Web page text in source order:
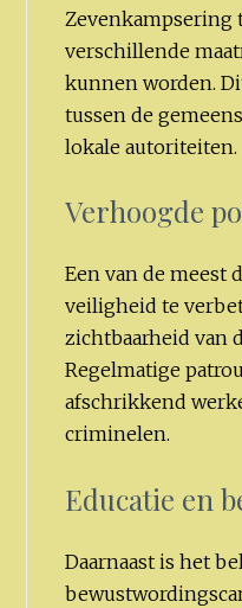
Zevenkampsering
verschillende
kunnen worden.
tussen de
lokale autoriteiten.
Verhoogde
Een van de meest
veiligheid te
zichtbaarheid van
Regelmatige
afschrikkend
criminelen.
Educatie en
Daarnaast is het